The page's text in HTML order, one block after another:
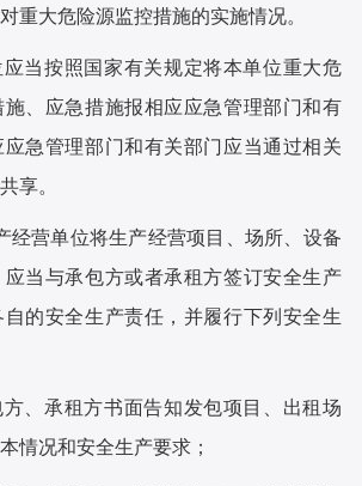
重大危险源监控措施的实施情况。
当按照国家有关规定将本单位重大危
施、应急措施报相应应急管理部门和有
急管理部门和有关部门应当通过相关
享。
经营单位将生产经营项目、场所、设备
当与承包方或者承租方签订安全生产
的安全生产责任，并履行下列安全生
方、承租方书面告知发包项目、出租场
情况和安全生产要求；